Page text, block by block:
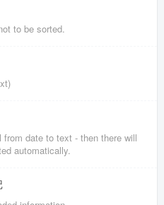
to be sorted.
date to text - then there will
automatically.